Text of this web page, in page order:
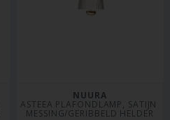
NUURA
ASTEEA PLAFONDLAMP, SATIJN
MESSING/GERIBBELD HELDER